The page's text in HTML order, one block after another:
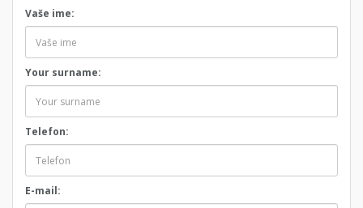
Vaše ime:
Your surname:
Telefon:
E-mail: